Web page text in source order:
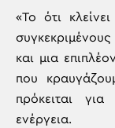
«Το ότι
και μια
που
πρόκειται για
ενέργεια.